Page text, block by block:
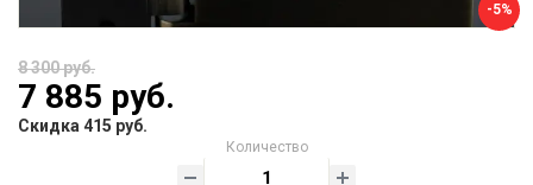
-5%
8 300 руб.
7 885 руб.
Скидка 415 руб.
Количество